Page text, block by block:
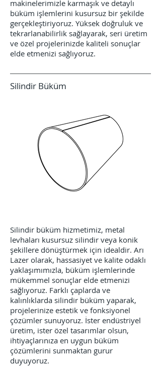
makinelerimizle karmaşık ve detaylı
büküm işlemlerini kusursuz bir şekilde
gerçekleştiriyoruz. Yüksek doğruluk ve
tekrarlanabilirlik sağlayarak, seri üretim
ve özel projelerinizde kaliteli sonuçlar
elde etmenizi sağlıyoruz.
Silindir Büküm
Silindir büküm hizmetimiz, metal
levhaları kusursuz silindir veya konik
şekillere dönüştürmek için idealdir. Arı
Lazer olarak, hassasiyet ve kalite odaklı
yaklaşımımızla, büküm işlemlerinde
mükemmel sonuçlar elde etmenizi
sağlıyoruz. Farklı çaplarda ve
kalınlıklarda silindir büküm yaparak,
projelerinize estetik ve fonksiyonel
çözümler sunuyoruz. İster endüstriyel
üretim, ister özel tasarımlar olsun,
ihtiyaçlarınıza en uygun büküm
çözümlerini sunmaktan gurur
duyuyoruz.